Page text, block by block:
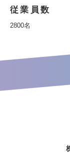
従業員数
2800名